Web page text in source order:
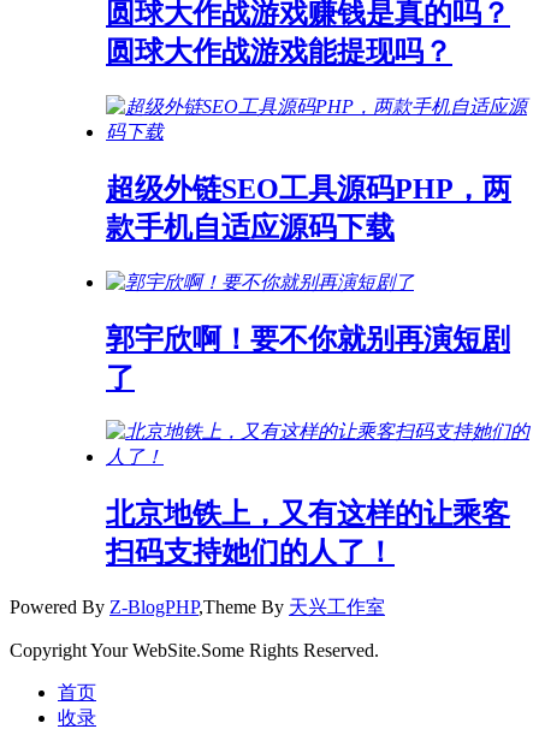
圆球大作战游戏赚钱是真的吗？
圆球大作战游戏能提现吗？
超级外链SEO工具源码PHP，两
款手机自适应源码下载
郭宇欣啊！要不你就别再演短剧
了
北京地铁上，又有这样的让乘客
扫码支持她们的人了！
Powered By Z-BlogPHP,Theme By 天兴工作室
Copyright Your WebSite.Some Rights Reserved.
首页
收录